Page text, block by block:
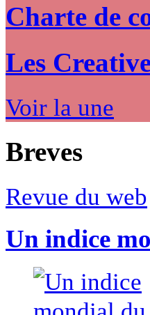
Charte de
Les
Voir la une
Breves
Revue du web
Un indice